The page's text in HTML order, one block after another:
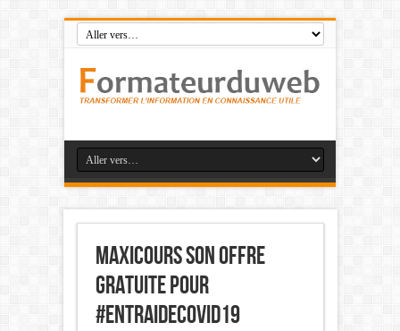
Maxicours son offre
gratuite pour
#entraideCovid19